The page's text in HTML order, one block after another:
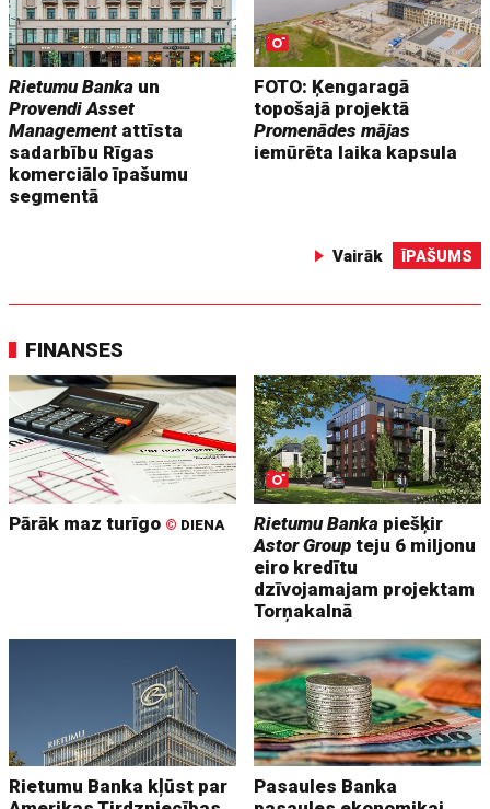
Rietumu Banka un
Provendi Asset
Management attīsta
sadarbību Rīgas
komerciālo īpašumu
segmentā
FOTO: Ķengaragā
topošajā projektā
Promenādes mājas
iemūrēta laika kapsula
Vairāk ĪPAŠUMS
FINANSES
Pārāk maz turīgo © DIENA Rietumu Banka piešķir
Astor Group teju 6 miljonu
eiro kredītu
dzīvojamajam projektam
Torņakalnā
Rietumu Banka kļūst par
Pasaules Banka